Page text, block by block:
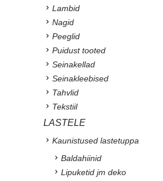
Lambid
Nagid
Peeglid
Puidust tooted
Seinakellad
Seinakleebised
Tahvlid
Tekstiil
LASTELE
Kaunistused lastetuppa
Baldahiinid
Lipuketid jm deko